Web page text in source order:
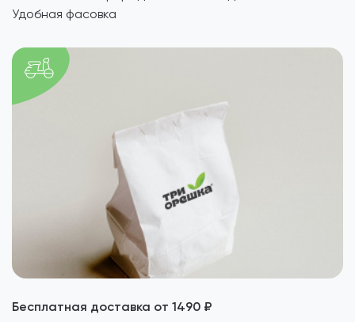
Удобная фасовка
Бесплатная доставка от 1490 ₽